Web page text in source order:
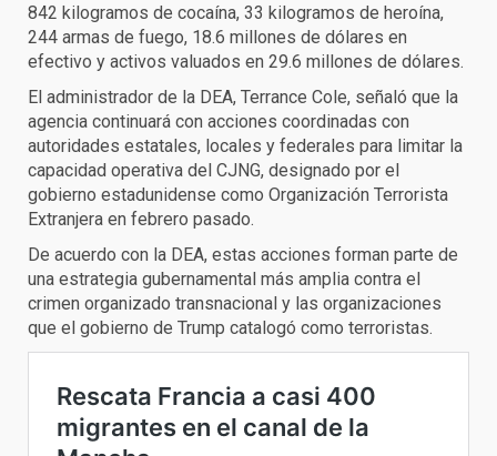
842 kilogramos de cocaína, 33 kilogramos de heroína,
244 armas de fuego, 18.6 millones de dólares en
efectivo y activos valuados en 29.6 millones de dólares.
El administrador de la DEA, Terrance Cole, señaló que la
agencia continuará con acciones coordinadas con
autoridades estatales, locales y federales para limitar la
capacidad operativa del CJNG, designado por el
gobierno estadunidense como Organización Terrorista
Extranjera en febrero pasado.
De acuerdo con la DEA, estas acciones forman parte de
una estrategia gubernamental más amplia contra el
crimen organizado transnacional y las organizaciones
que el gobierno de Trump catalogó como terroristas.